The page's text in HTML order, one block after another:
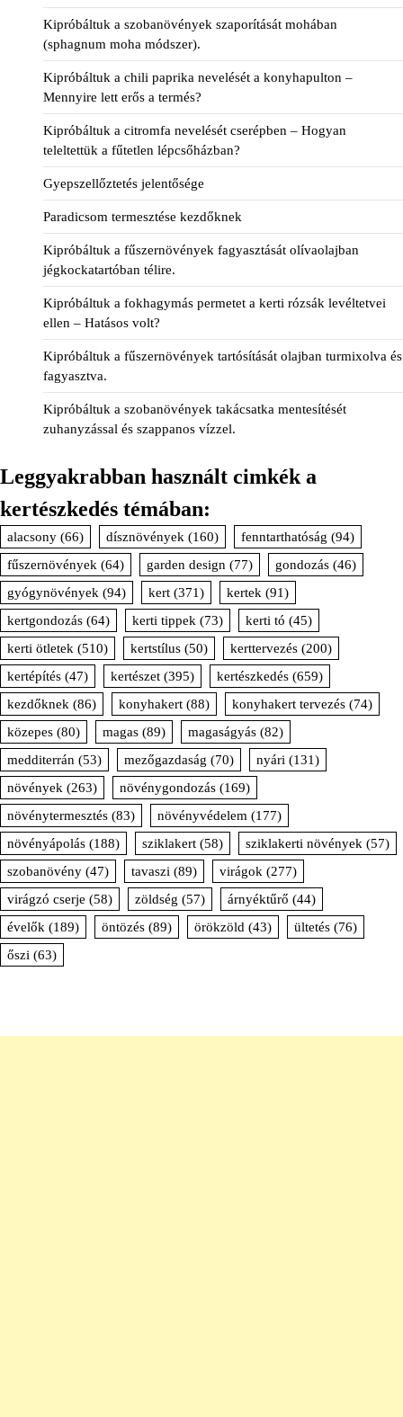
Kipróbáltuk a szobanövények szaporítását mohában
(sphagnum moha módszer).
Kipróbáltuk a chili paprika nevelését a konyhapulton –
Mennyire lett erős a termés?
Kipróbáltuk a citromfa nevelését cserépben – Hogyan
teleltettük a fűtetlen lépcsőházban?
Gyepszellőztetés jelentősége
Paradicsom termesztése kezdőknek
Kipróbáltuk a fűszernövények fagyasztását olívaolajban
jégkockatartóban télire.
Kipróbáltuk a fokhagymás permetet a kerti rózsák levéltetvei
ellen – Hatásos volt?
Kipróbáltuk a fűszernövények tartósítását olajban turmixolva és
fagyasztva.
Kipróbáltuk a szobanövények takácsatka mentesítését
zuhanyzással és szappanos vízzel.
Leggyakrabban használt cimkék a
kertészkedés témában:
alacsony (66) dísznövények (160) fenntarthatóság (94)
fűszernövények (64) garden design (77) gondozás (46)
gyógynövények (94) kert (371) kertek (91)
kertgondozás (64) kerti tippek (73) kerti tó (45)
kerti ötletek (510) kertstílus (50) kerttervezés (200)
kertépítés (47) kertészet (395) kertészkedés (659)
kezdőknek (86) konyhakert (88) konyhakert tervezés (74)
közepes (80) magas (89) magaságyás (82)
medditerrán (53) mezőgazdaság (70) nyári (131)
növények (263) növénygondozás (169)
növénytermesztés (83) növényvédelem (177)
növényápolás (188) sziklakert (58) sziklakerti növények (57)
szobanövény (47) tavaszi (89) virágok (277)
virágzó cserje (58) zöldség (57) árnyéktűrő (44)
évelők (189) öntözés (89) örökzöld (43) ültetés (76)
őszi (63)